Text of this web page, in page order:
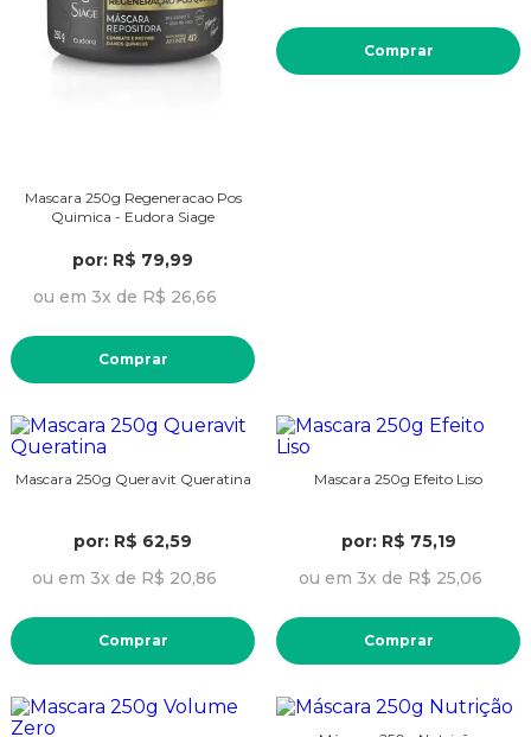
Mascara 250g Regeneracao Pos
Quimica - Eudora Siage
por: R$ 79,99
ou em 3x de R$ 26,66
Comprar
Comprar
Mascara 250g Queravit Queratina
por: R$ 62,59
ou em 3x de R$ 20,86
Comprar
Mascara 250g Efeito Liso
por: R$ 75,19
ou em 3x de R$ 25,06
Comprar